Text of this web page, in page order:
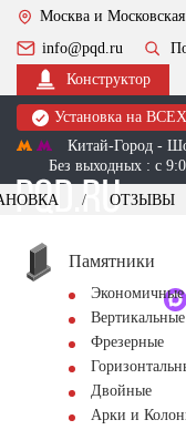
Москва и Московская
info@pqd.ru
Конструктор
Установка на
Китай-Город -
Без выходных : с
+7 (495) 518-
Обратный звонок
ОТЗЫВЫ
Памятники
Экономичные
Вертикальные
Фрезерные
Двойные
Арки и